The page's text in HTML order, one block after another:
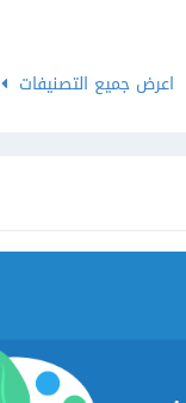
اعرض جميع التصنيفات